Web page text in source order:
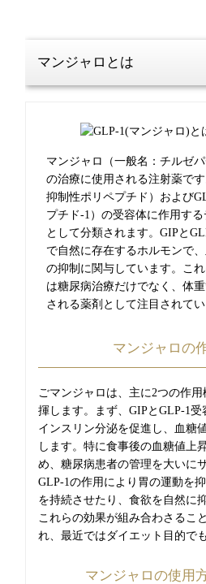
マンジャロとは
マンジャロ（一般名：チルゼ
の治療に使用される注射薬で
抑制性ポリペプチド）および
プチド-1）の受容体に作用す
として分類されます。GIPと
で自然に存在するホルモンで
の抑制に関与しています。こ
は糖尿病治療だけでなく、体
される薬剤として注目されてい
マンジャロの
ごマンジャロは、主に2つの作
揮します。まず、GIPとGLP-1受
インスリン分泌を促進し、血糖
します。特に食事後の血糖値上
め、糖尿病患者の管理を大いに
GLP-1の作用により胃の運動を
を持続させたり、食欲を自然に
これらの効果が組み合わさるこ
れ、最近ではダイエット目的で
マンジャロの使用